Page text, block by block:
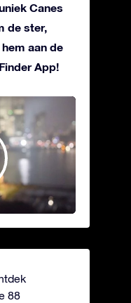
Canes
de ster,
aan de
App!
88